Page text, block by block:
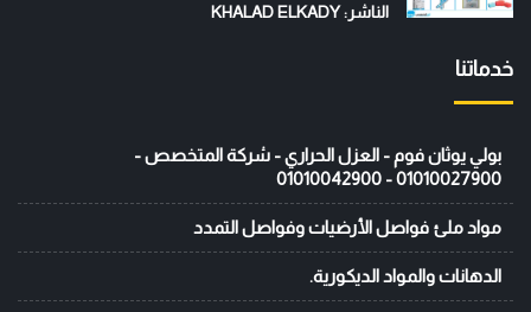
الناشر: KHALAD ELKADY
خدماتنا
بولي يوثان فوم - العزل الحراري - شركة المتخصص -
01010027900 - 01010042900
مواد ملئ فواصل الأرضيات وفواصل التمدد
الدهانات والمواد الديكورية.